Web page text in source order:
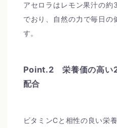
アセロラはレモン果汁の
でおり、自然の力で毎日の
す。
Point.2 栄養価の高い2
配合
ビタミンCと相性の良い栄